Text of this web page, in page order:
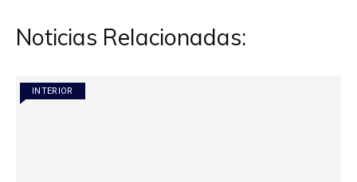
Noticias Relacionadas:
INTERIOR